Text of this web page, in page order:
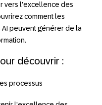
vers l'excellence des
comment les
peuvent générer de la
découvrir :
processus